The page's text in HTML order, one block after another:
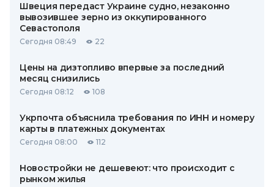
Швеция передаст Украине судно, незаконно
вывозившее зерно из оккупированного
Севастополя
Сегодня 08:49 22
Цены на дизтопливо впервые за последний
месяц снизились
Сегодня 08:12 108
Укрпочта объяснила требования по ИНН и номеру
карты в платежных документах
Сегодня 08:00 112
Новостройки не дешевеют: что происходит с
рынком жилья